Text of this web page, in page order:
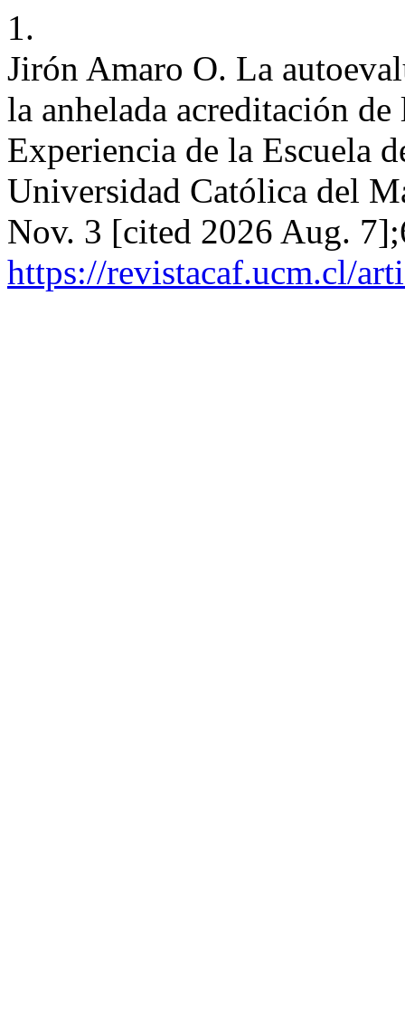
1.
Jirón Amaro O. La
la anhelada acreditación
Experiencia de la Escuela
Universidad Católica del
Nov. 3 [cited 2026 Aug.
https://revistacaf.ucm.cl/